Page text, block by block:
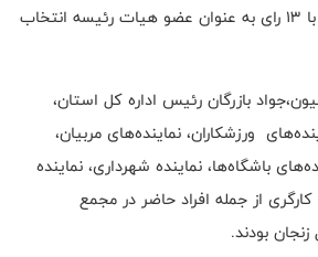
رئیسه و هادی توفیقی با 13 رای به عنوان عضو هیات رئیسه انتخاب
بازرگان رئیس اداره کل استان،
ورزشکاران، نماینده‌های مربیان،
باشگاه‌ها، نماینده شهرداری، نماینده
از جمله افراد حاضر در مجمع
بودند.